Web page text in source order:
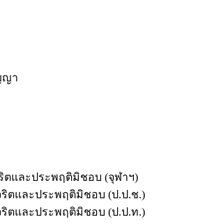
ญา
ตและประพฤติมิชอบ (จุฬาฯ)
ริตและประพฤติมิชอบ (ป.ป.ช.)
ริตและประพฤติมิชอบ (ป.ป.ท.)